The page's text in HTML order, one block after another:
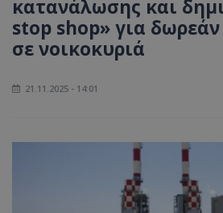
κατανάλωσης και
stop shop» για
σε νοικοκυριά
21.11.2025 - 14:01